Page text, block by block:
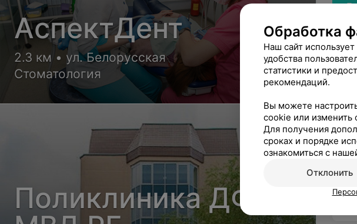
АспектДент
2.3 км • ул. Белорусская
Стоматология
Поликлиника ДФиТ
Обработка
Наш сайт
удобства
статистики и
рекомендаций.
Вы можете
cookie или изменить
Для получения
сроках и порядке
ознакомиться с
Отклонить